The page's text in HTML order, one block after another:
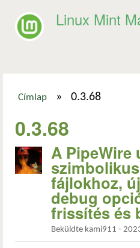
Linux Mint
Címlap » 0.3.68
0.3.68
A PipeWire
fájlokhoz,
debug
frissítés és
Beküldte kami911 -